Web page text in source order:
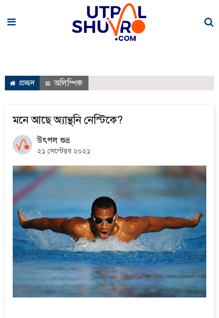
প্রচ্ছদ অলিম্পিক
মনে আছে অ্যান্থনি নেস্টিকে?
উৎপল শুভ্র
২১ সেপ্টেম্বর ২০২১